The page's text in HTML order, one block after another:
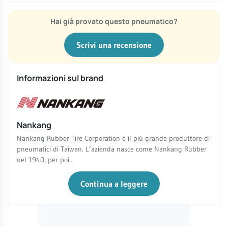
Hai già provato questo pneumatico?
Scrivi una recensione
Informazioni sul brand
Nankang
Nankang Rubber Tire Corporation è il più grande produttore di
pneumatici di Taiwan. L’azienda nasce come Nankang Rubber
nel 1940, per poi...
Continua a leggere